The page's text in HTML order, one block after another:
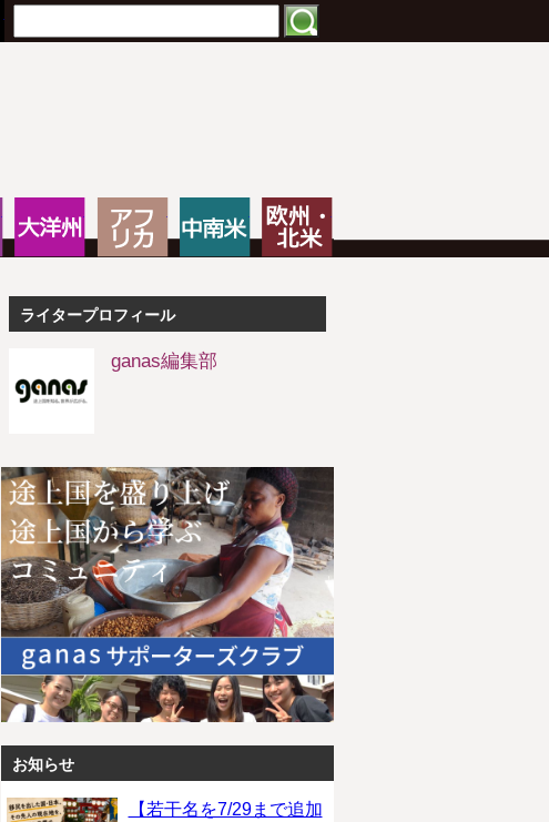
RSS
大洋州 中南米
ライタープロフィール
ganas編集部
お知らせ
【若干名を7/29まで追加